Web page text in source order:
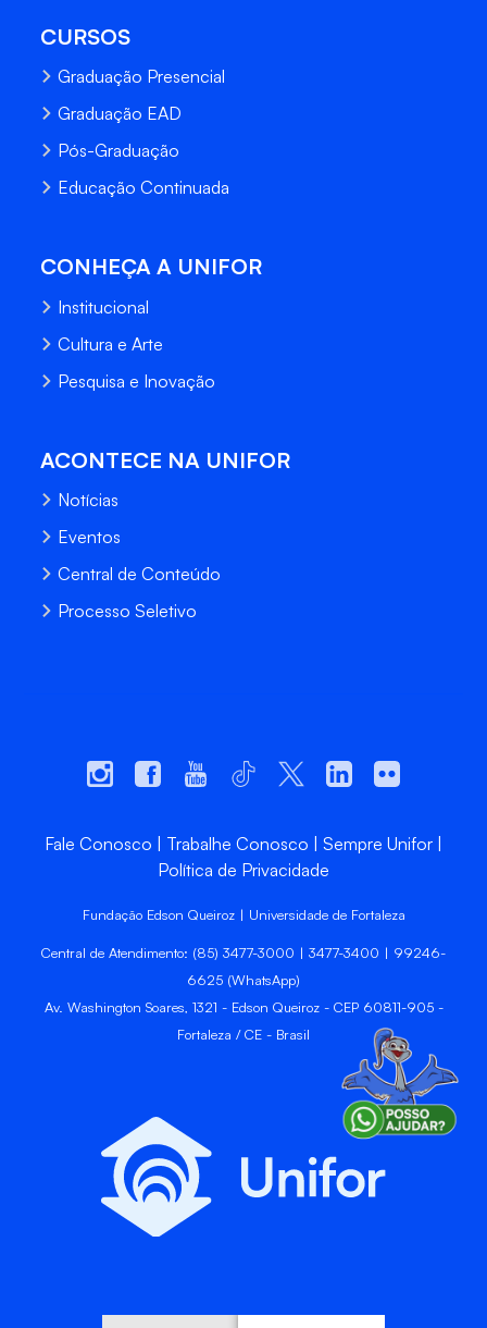
CURSOS
Graduação Presencial
Graduação EAD
Pós-Graduação
Educação Continuada
CONHEÇA A UNIFOR
Institucional
Cultura e Arte
Pesquisa e Inovação
ACONTECE NA UNIFOR
Notícias
Eventos
Central de Conteúdo
Processo Seletivo
Fale Conosco Trabalhe Conosco
Sempre Unifor
Política de Privacidade
Fundação Edson Queiroz | Universidade de Fortaleza
Central de Atendimento: (85) 3477-3000 | 3477-3400 | 99246-
6625 (WhatsApp)
Av. Washington Soares, 1321 - Edson Queiroz - CEP 60811-905 -
Fortaleza / CE - Brasil